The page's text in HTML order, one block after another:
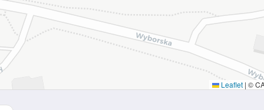
Leaflet | ©